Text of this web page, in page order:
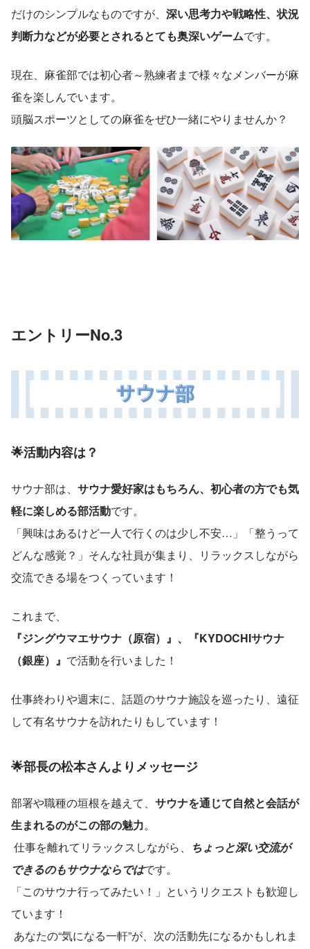
だけのシンプルなものですが、 深い思考力や戦略性、状況
判断力などが必要とされるとても奥深いゲームです。
現在、麻雀部では初心者～熟練者まで様々なメンバーが麻
雀を楽しんでいます。
頭脳スポーツとしての麻雀をぜひ一緒にやりませんか？
エントリーNo.3
🌟活動内容は？
サウナ部は、 サウナ愛好家はもちろん、初心者の方でも気
軽に楽しめる部活動です。
「興味はあるけど一人で行くのは少し不安…」「整うって
どんな感覚？」そんな社員が集まり、リラックスしながら
交流できる場をつくっています！
これまで、
『ジングウマエサウナ（原宿）』、『KYDOCHIサウナ
（銀座）』 で活動を行いました！
仕事終わりや週末に、話題のサウナ施設を巡ったり、遠征
して有名サウナを訪れたりもしています！
🌟部長の松本さんよりメッセージ
部署や職種の垣根を越えて、 サウナを通じて自然と会話が
生まれるのがこの部の魅力。
仕事を離れてリラックスしながら、
ちょっと深い交流が
できるのもサウナならではです。
「このサウナ行ってみたい！」というリクエストも歓迎し
ています！